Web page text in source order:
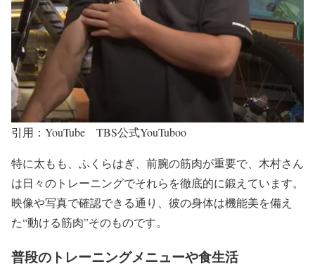
引用：YouTube TBS公式YouTuboo
特に太もも、ふくらはぎ、前腕の筋肉が重要で、 木村さん
は日々のトレーニングでそれらを徹底的に鍛えています。
映像や写真で確認できる通り、彼の身体は機能美を備え
た“動ける筋肉”そのものです。
普段のトレーニングメニューや食生活